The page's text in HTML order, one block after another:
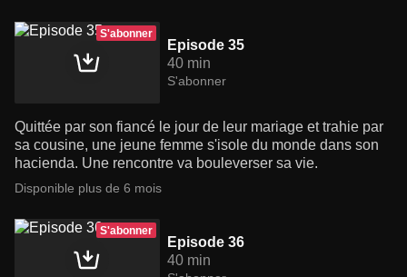
S'abonner
Episode 35
40 min
S'abonner
Quittée par son fiancé le jour de leur mariage et trahie par
sa cousine, une jeune femme s'isole du monde dans son
hacienda. Une rencontre va bouleverser sa vie.
Disponible plus de 6 mois
S'abonner
Episode 36
40 min